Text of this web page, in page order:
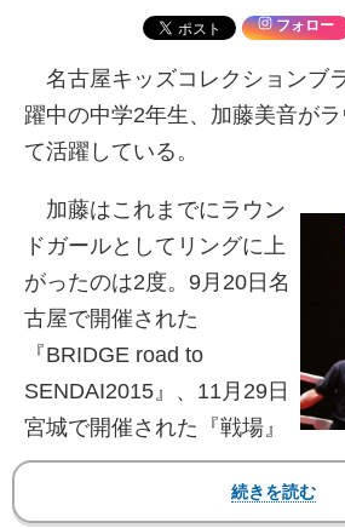
フォロー
名古屋キッズコレクションブ
躍中の中学2年生、加藤美音が
て活躍している。
加藤はこれまでにラウン
ドガールとしてリングに上
がったのは2度。9月20日名
古屋で開催された
『BRIDGE road to
SENDAI2015』、11月29日
宮城で開催された『戦場』
のリングに堂々と上がると、観